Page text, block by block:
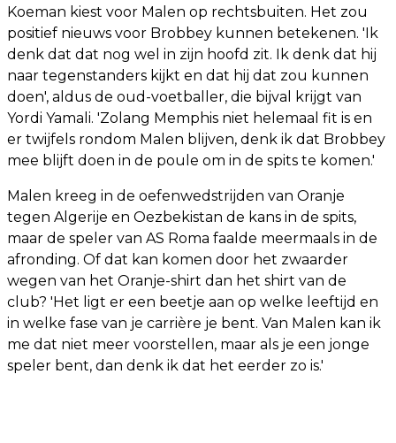
Koeman kiest voor Malen op rechtsbuiten. Het zou
positief nieuws voor Brobbey kunnen betekenen. 'Ik
denk dat dat nog wel in zijn hoofd zit. Ik denk dat hij
naar tegenstanders kijkt en dat hij dat zou kunnen
doen', aldus de oud-voetballer, die bijval krijgt van
Yordi Yamali. 'Zolang Memphis niet helemaal fit is en
er twijfels rondom Malen blijven, denk ik dat Brobbey
mee blijft doen in de poule om in de spits te komen.'
Malen kreeg in de oefenwedstrijden van Oranje
tegen Algerije en Oezbekistan de kans in de spits,
maar de speler van AS Roma faalde meermaals in de
afronding. Of dat kan komen door het zwaarder
wegen van het Oranje-shirt dan het shirt van de
club? 'Het ligt er een beetje aan op welke leeftijd en
in welke fase van je carrière je bent. Van Malen kan ik
me dat niet meer voorstellen, maar als je een jonge
speler bent, dan denk ik dat het eerder zo is.'